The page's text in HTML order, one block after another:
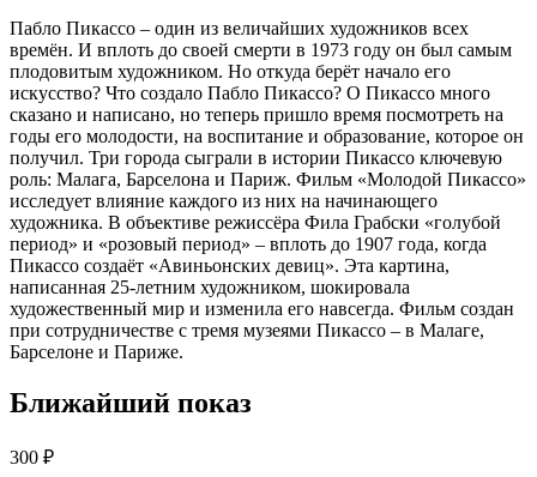
Пабло Пикассо – один из величайших художников всех
времён. И вплоть до своей смерти в 1973 году он был самым
плодовитым художником. Но откуда берёт начало его
искусство? Что создало Пабло Пикассо? О Пикассо много
сказано и написано, но теперь пришло время посмотреть на
годы его молодости, на воспитание и образование, которое он
получил. Три города сыграли в истории Пикассо ключевую
роль: Малага, Барселона и Париж. Фильм «Молодой Пикассо»
исследует влияние каждого из них на начинающего
художника. В объективе режиссёра Фила Грабски «голубой
период» и «розовый период» – вплоть до 1907 года, когда
Пикассо создаёт «Авиньонских девиц». Эта картина,
написанная 25-летним художником, шокировала
художественный мир и изменила его навсегда. Фильм создан
при сотрудничестве с тремя музеями Пикассо – в Малаге,
Барселоне и Париже.
Ближайший показ
300 ₽